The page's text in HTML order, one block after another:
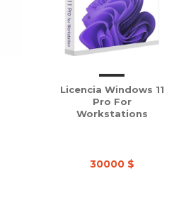
Licencia Windows 11
Pro For
Workstations
30000 $